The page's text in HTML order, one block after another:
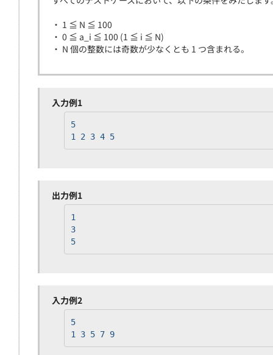
・ 1 ≦ N ≦ 100
・ 0 ≦ a_i ≦ 100 (1 ≦ i ≦ N)
・ N 個の整数には奇数が少なくとも 1 つ含まれる。
入力例1
5
1 2 3 4 5
出力例1
1
3
5
入力例2
5
1 3 5 7 9